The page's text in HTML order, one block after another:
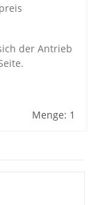
der Antrieb
Menge: 1